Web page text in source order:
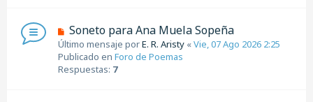
s
a
j
e
N
u
e
v
Soneto para Ana Muela Sopeña
Último mensaje porE. R. Aristy «Vie, 07 Ago 2026 2:25
Publicado en Foro de Poemas
Respuestas: 7